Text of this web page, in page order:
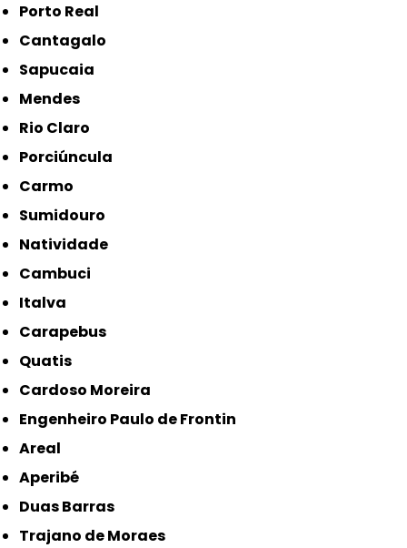
Porto Real
Cantagalo
Sapucaia
Mendes
Rio Claro
Porciúncula
Carmo
Sumidouro
Natividade
Cambuci
Italva
Carapebus
Quatis
Cardoso Moreira
Engenheiro Paulo de Frontin
Areal
Aperibé
Duas Barras
Trajano de Moraes